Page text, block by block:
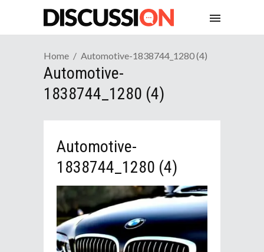
Home Automotive-1838744_1280 (4)
Automotive-
1838744_1280 (4)
Automotive-
1838744_1280 (4)